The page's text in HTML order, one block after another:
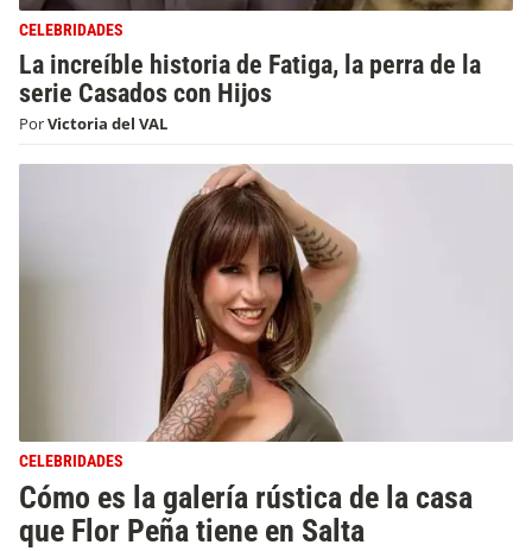
CELEBRIDADES
La increíble historia de Fatiga, la perra de la
serie Casados con Hijos
PorVictoria del VAL
CELEBRIDADES
Cómo es la galería rústica de la casa
que Flor Peña tiene en Salta